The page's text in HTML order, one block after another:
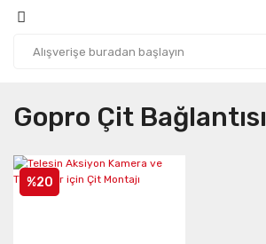
Gopro Çit Bağlantısı
%20